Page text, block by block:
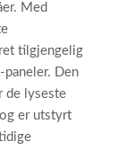
Med
tilgjengelig
Den
de lyseste
er utstyrt